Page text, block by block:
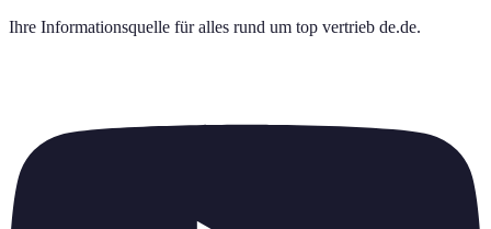
Ihre Informationsquelle für alles rund um top vertrieb de.de.